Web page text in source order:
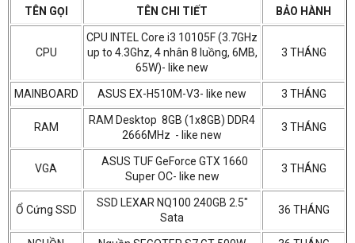
TÊN GỌI TÊN CHI TIẾT BẢO HÀNH
CPU
CPU INTEL Core i3 10105F (3.7GHz
up to 4.3Ghz, 4 nhân 8 luồng, 6MB,
65W)- like new
3 THÁNG
MAINBOARD ASUS EX-H510M-V3- like new 3 THÁNG
RAM
RAM Desktop 8GB (1x8GB) DDR4
2666MHz - like new
3 THÁNG
VGA
ASUS TUF GeForce GTX 1660
Super OC- like new
3 THÁNG
Ổ Cứng SSD
SSD LEXAR NQ100 240GB 2.5"
Sata
36 THÁNG